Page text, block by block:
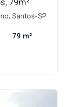
Santos-SP
79 m²